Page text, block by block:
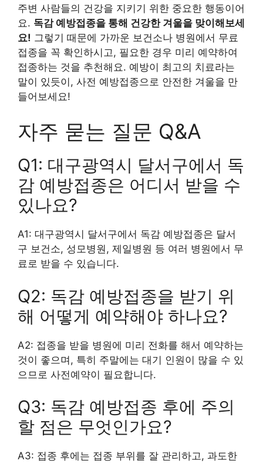
주변 사람들의 건강을 지키기 위한 중요한 행동이어
요. 독감 예방접종을 통해 건강한 겨울을 맞이해보세
요! 그렇기 때문에 가까운 보건소나 병원에서 무료
접종을 꼭 확인하시고, 필요한 경우 미리 예약하여
접종하는 것을 추천해요. 예방이 최고의 치료라는
말이 있듯이, 사전 예방접종으로 안전한 겨울을 만
들어보세요!
자주 묻는 질문 Q&A
Q1: 대구광역시 달서구에서 독
감 예방접종은 어디서 받을 수
있나요?
A1: 대구광역시 달서구에서 독감 예방접종은 달서
구 보건소, 성모병원, 제일병원 등 여러 병원에서 무
료로 받을 수 있습니다.
Q2: 독감 예방접종을 받기 위
해 어떻게 예약해야 하나요?
A2: 접종을 받을 병원에 미리 전화를 해서 예약하는
것이 좋으며, 특히 주말에는 대기 인원이 많을 수 있
으므로 사전예약이 필요합니다.
Q3: 독감 예방접종 후에 주의
할 점은 무엇인가요?
A3: 접종 후에는 접종 부위를 잘 관리하고, 과도한